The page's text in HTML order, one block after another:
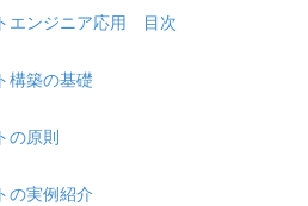
エンジニア応用 目次
構築の基礎
の原則
の実例紹介